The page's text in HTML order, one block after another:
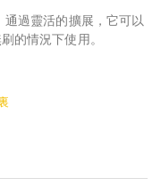
過靈活的擴展，它可以
的情況下使用。